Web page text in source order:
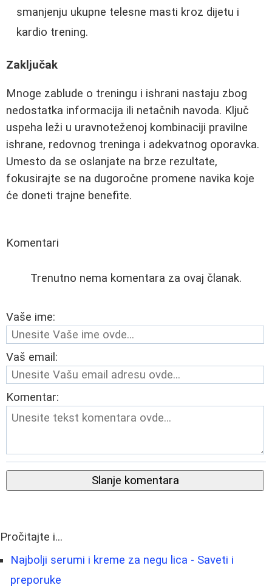
smanjenju ukupne telesne masti kroz dijetu i
kardio trening.
Zaključak
Mnoge zablude o treningu i ishrani nastaju zbog
nedostatka informacija ili netačnih navoda. Ključ
uspeha leži u uravnoteženoj kombinaciji pravilne
ishrane, redovnog treninga i adekvatnog oporavka.
Umesto da se oslanjate na brze rezultate,
fokusirajte se na dugoročne promene navika koje
će doneti trajne benefite.
Komentari
Trenutno nema komentara za ovaj članak.
Vaše ime:
Vaš email:
Komentar:
Slanje komentara
Pročitajte i...
Najbolji serumi i kreme za negu lica - Saveti i
preporuke